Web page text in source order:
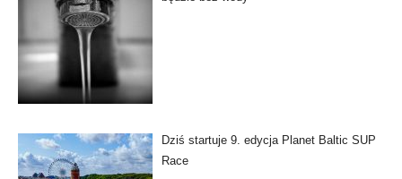
Dziś startuje 9. edycja Planet Baltic SUP
Race